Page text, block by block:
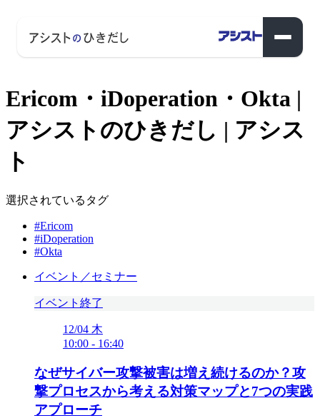
Ericom・iDoperation・Okta |
アシストのひきだし | アシス
ト
選択されているタグ
#Ericom
#iDoperation
#Okta
イベント／セミナー
イベント終了
12/04 木
10:00 - 16:40
なぜサイバー攻撃被害は増え続けるのか？攻
撃プロセスから考える対策マップと7つの実践
アプローチ